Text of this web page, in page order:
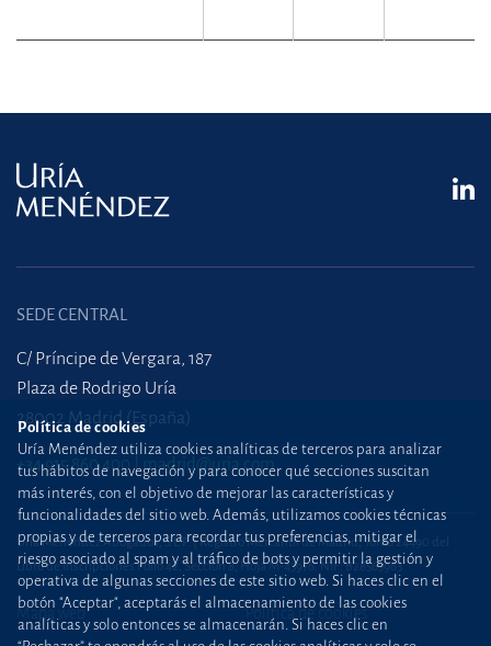
SEDE CENTRAL
C/ Príncipe de Vergara, 187
Plaza de Rodrigo Uría
28002 Madrid (España)
+34 915 860 400 madrid@uria.com
Uría Menéndez Abogados, S.L.P. | Registro Mercantil de Madrid, Tomo 24490 del
Libro de Inscripciones Folio 42, Sección 8, Hoja M-43976. NIF: B28563963
Mapa web Política de cookies
Política de cookies
Uría Menéndez utiliza cookies analíticas de terceros para analizar
tus hábitos de navegación y para conocer qué secciones suscitan
más interés, con el objetivo de mejorar las características y
funcionalidades del sitio web. Además, utilizamos cookies técnicas
propias y de terceros para recordar tus preferencias, mitigar el
riesgo asociado al spam y al tráfico de bots y permitir la gestión y
operativa de algunas secciones de este sitio web. Si haces clic en el
botón "Aceptar", aceptarás el almacenamiento de las cookies
analíticas y solo entonces se almacenarán. Si haces clic en